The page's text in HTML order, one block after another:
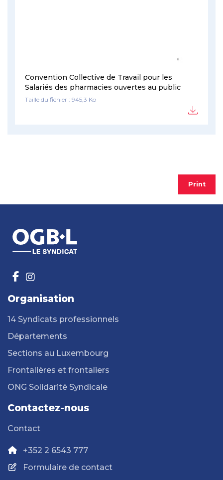
Convention Collective de Travail pour les
Salariés des pharmacies ouvertes au public
Taille du fichier : 945,3 Ko
Print
Organisation
14 Syndicats professionnels
Départements
Sections au Luxembourg
Frontalières et frontaliers
ONG Solidarité Syndicale
Contactez-nous
Contact
+352 2 6543 777
Formulaire de contact